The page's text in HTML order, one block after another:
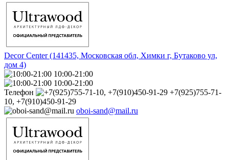
Decor Center (141435, Московская обл, Химки г, Бутаково ул,
дом 4)
10:00-21:00
10:00-21:00
Телефон
+7(925)755-71-
10, +7(910)450-91-29
oboi-sand@mail.ru